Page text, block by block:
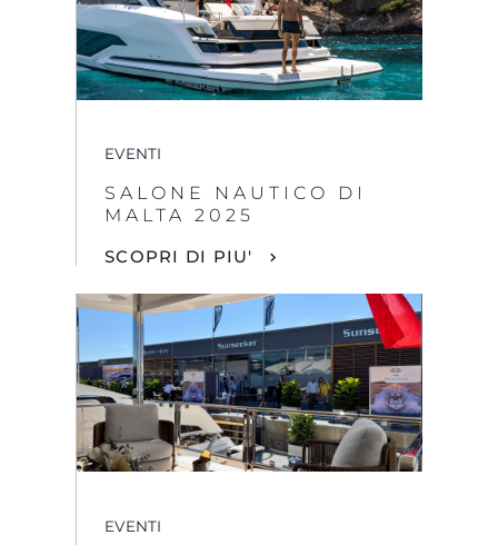
EVENTI
SALONE NAUTICO DI
MALTA 2025
SCOPRI DI PIU'
EVENTI